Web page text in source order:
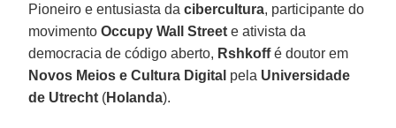
Pioneiro e entusiasta dacibercultura, participante do
movimentoOccupy Wall Street e ativista da
democracia de código aberto, Rshkoffé doutor em
Novos Meios e Cultura Digital pela Universidade
de Utrecht (Holanda).